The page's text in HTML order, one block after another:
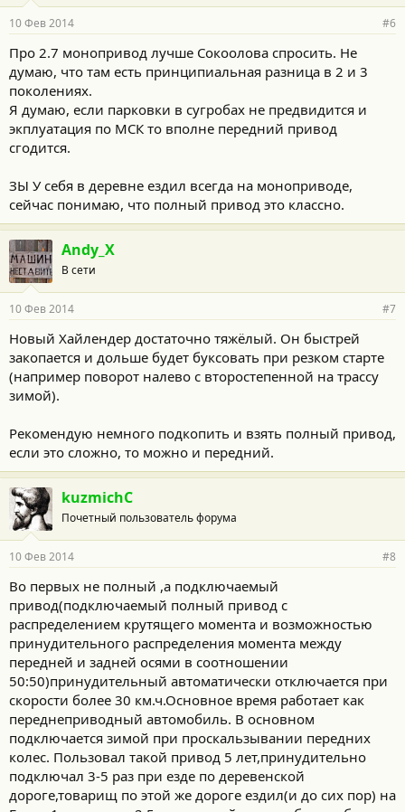
10 Фев 2014 #6
Про 2.7 монопривод лучше Сокоолова спросить. Не
думаю, что там есть принципиальная разница в 2 и 3
поколениях.
Я думаю, если парковки в сугробах не предвидится и
экплуатация по МСК то вполне передний привод
сгодится.
ЗЫ У себя в деревне ездил всегда на моноприводе,
сейчас понимаю, что полный привод это классно.
Andy_X
В сети
10 Фев 2014 #7
Новый Хайлендер достаточно тяжёлый. Он быстрей
закопается и дольше будет буксовать при резком старте
(например поворот налево с второстепенной на трассу
зимой).
Рекомендую немного подкопить и взять полный привод,
если это сложно, то можно и передний.
kuzmichC
Почетный пользователь форума
10 Фев 2014 #8
Во первых не полный ,а подключаемый
привод(подключаемый полный привод с
распределением крутящего момента и возможностью
принудительного распределения момента между
передней и задней осями в соотношении
50:50)принудительный автоматически отключается при
скорости более 30 км.ч.Основное время работает как
переднеприводный автомобиль. В основном
подключается зимой при проскальзывании передних
колес. Пользовал такой привод 5 лет,принудительно
подключал 3-5 раз при езде по деревенской
дороге,товарищ по этой же дороге ездил(и до сих пор) на